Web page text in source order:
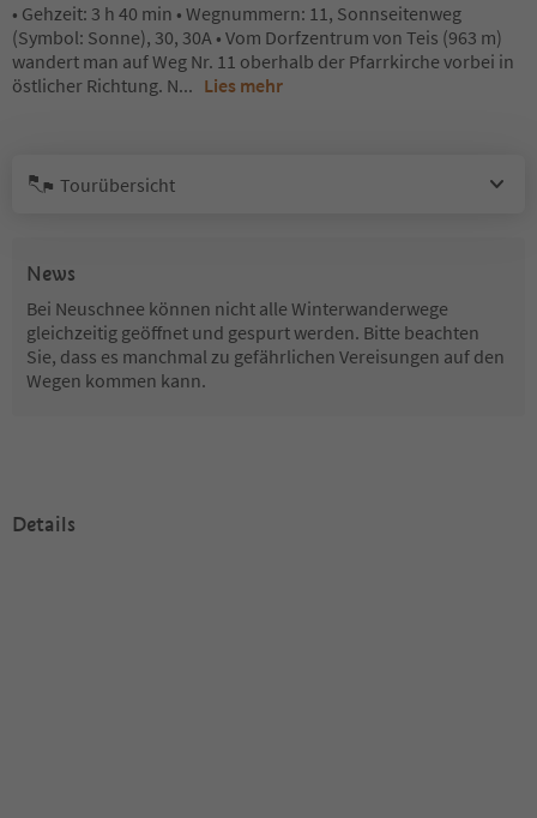
• Gehzeit: 3 h 40 min • Wegnummern: 11, Sonnseitenweg
(Symbol: Sonne), 30, 30A • Vom Dorfzentrum von Teis (963 m)
wandert man auf Weg Nr. 11 oberhalb der Pfarrkirche vorbei in
östlicher Richtung. N... Lies mehr
Tourübersicht
News
Bei Neuschnee können nicht alle Winterwanderwege
gleichzeitig geöffnet und gespurt werden. Bitte beachten
Sie, dass es manchmal zu gefährlichen Vereisungen auf den
Wegen kommen kann.
Details